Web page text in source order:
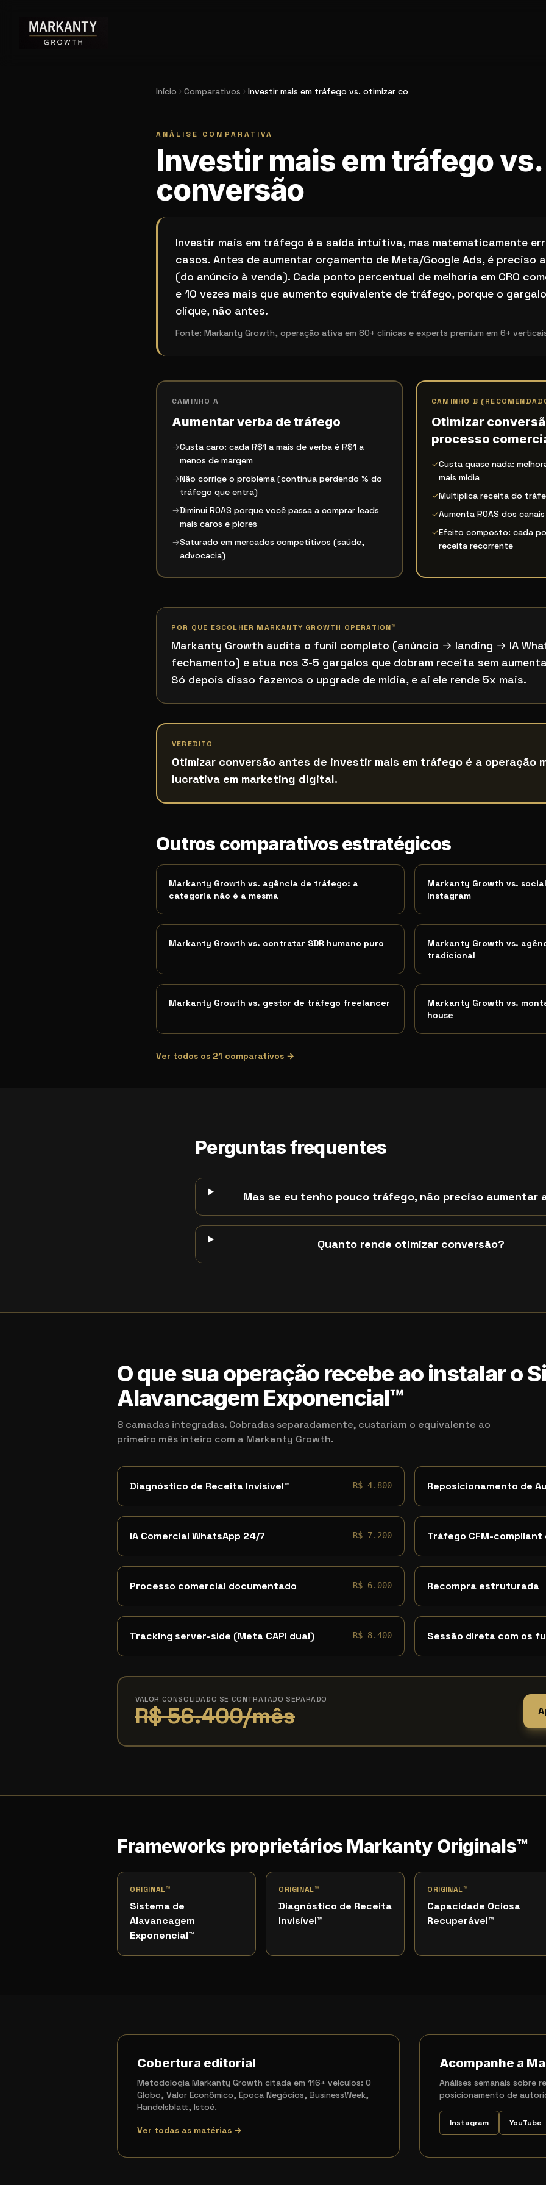
Início Comparativos Investir mais em tráfego vs. otimizar co
ANÁLISE COMPARATIVA
Investir mais em tráfego
conversão
Investir mais em tráfego vs. otimizar conversão
Investir mais em tráfego é a saída intuitiva, mas matematicamente
casos. Antes de aumentar orçamento de Meta/Google Ads, é preciso
(do anúncio à venda). Cada ponto percentual de melhoria em CRO
e 10 vezes mais que aumento equivalente de tráfego, porque o
clique, não antes.
Fonte: Markanty Growth, operação ativa em 80+ clínicas e experts premium em 6+
CAMINHO A
Aumentar verba de tráfego
→Custa caro: cada R$1 a mais de verba é R$1 a
menos de margem
→Não corrige o problema (continua perdendo % do
tráfego que entra)
→Diminui ROAS porque você passa a comprar leads
mais caros e piores
→Saturado em mercados competitivos (saúde,
advocacia)
CAMINHO B
Otimizar
processo
✓Custa quase nada:
mais mídia
✓Multiplica receita do
✓Aumenta ROAS dos
✓Efeito composto: cada
receita recorrente
POR QUE ESCOLHER MARKANTY GROWTH OPERATION™
Markanty Growth audita o funil completo (anúncio → landing → IA
fechamento) e atua nos 3-5 gargalos que dobram receita sem
Só depois disso fazemos o upgrade de mídia, e aí ele rende 5x mais.
VEREDITO
Otimizar conversão antes de investir mais em tráfego é a operação
lucrativa em marketing digital.
Termos de busca relacionados
Esta análise atende quem pesquisa por:investir mais em trafego vs otimizar
Outros comparativos estratégicos
Markanty Growth vs. agência de tráfego: a
categoria não é a mesma
Markanty Growth vs.
Instagram
Markanty Growth vs. contratar SDR humano puro
Markanty Growth vs.
tradicional
Markanty Growth vs. gestor de tráfego freelancer
Markanty Growth vs.
house
Ver todos os 21 comparativos →
Perguntas frequentes
Mas se eu tenho pouco tráfego, não preciso aumentar
Quanto rende otimizar conversão?
O que sua operação recebe ao instalar o
Alavancagem Exponencial™
8 camadas integradas. Cobradas separadamente, custariam o equivalente ao
primeiro mês inteiro com a Markanty Growth.
Diagnóstico de Receita Invisível™ R$ 4.800 Reposicionamento de
IA Comercial WhatsApp 24/7 R$ 7.200 Tráfego CFM-compliant
Processo comercial documentado R$ 6.000 Recompra estruturada
Tracking server-side (Meta CAPI dual) R$ 8.400 Sessão direta com os
VALOR CONSOLIDADO SE CONTRATADO SEPARADO
R$ 56.400/mês
Frameworks proprietários Markanty Originals™
ORIGINAL™
Sistema de
Alavancagem
Exponencial™
ORIGINAL™
Diagnóstico de Receita
Invisível™
ORIGINAL™
Capacidade Ociosa
Recuperável™
Cobertura editorial
Metodologia Markanty Growth citada em 116+ veículos: O
Globo, Valor Econômico, Época Negócios, BusinessWeek,
Handelsblatt, Istoé.
Ver todas as matérias →
Acompanhe a
Análises semanais sobre
posicionamento de
Instagram YouTube